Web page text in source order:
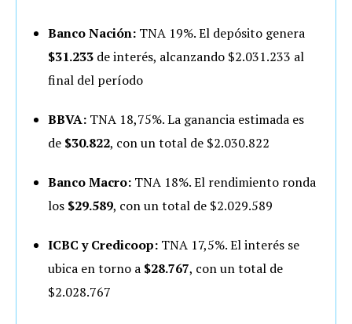
Banco Nación: TNA 19%. El depósito genera
$31.233 de interés, alcanzando $2.031.233 al
final del período
BBVA: TNA 18,75%. La ganancia estimada es
de $30.822, con un total de $2.030.822
Banco Macro: TNA 18%. El rendimiento ronda
los $29.589, con un total de $2.029.589
ICBC y Credicoop: TNA 17,5%. El interés se
ubica en torno a $28.767, con un total de
$2.028.767